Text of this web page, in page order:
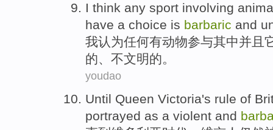
I think any sport involving
have a choice is barbaric and
我认为任何有动物参与其中并且
的、 不文明的。
youdao
Until Queen Victoria's rule of
portrayed as a violent and